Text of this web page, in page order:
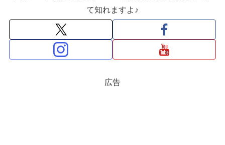
て知れますよ♪
広告